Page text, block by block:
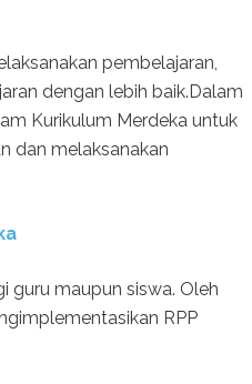
pembelajaran,
dengan lebih baik.Dalam
Kurikulum Merdeka untuk
dan melaksanakan
guru maupun siswa. Oleh
RPP